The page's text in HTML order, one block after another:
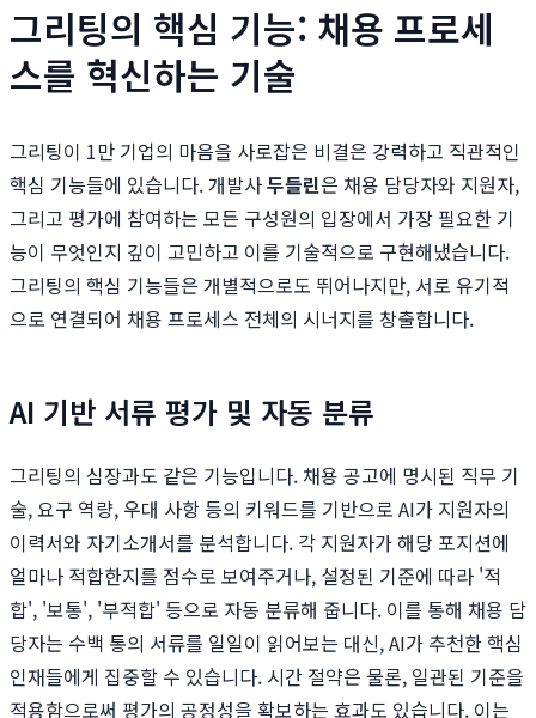
그리팅의 핵심 기능: 채용 프로세
스를 혁신하는 기술
그리팅이 1만 기업의 마음을 사로잡은 비결은 강력하고 직관적인
핵심 기능들에 있습니다. 개발사두들린은 채용 담당자와 지원자,
그리고 평가에 참여하는 모든 구성원의 입장에서 가장 필요한 기
능이 무엇인지 깊이 고민하고 이를 기술적으로 구현해냈습니다.
그리팅의 핵심 기능들은 개별적으로도 뛰어나지만, 서로 유기적
으로 연결되어 채용 프로세스 전체의 시너지를 창출합니다.
AI 기반 서류 평가 및 자동 분류
그리팅의 심장과도 같은 기능입니다. 채용 공고에 명시된 직무 기
술, 요구 역량, 우대 사항 등의 키워드를 기반으로 AI가 지원자의
이력서와 자기소개서를 분석합니다. 각 지원자가 해당 포지션에
얼마나 적합한지를 점수로 보여주거나, 설정된 기준에 따라 '적
합', '보통', '부적합' 등으로 자동 분류해 줍니다. 이를 통해 채용 담
당자는 수백 통의 서류를 일일이 읽어보는 대신, AI가 추천한 핵심
인재들에게 집중할 수 있습니다. 시간 절약은 물론, 일관된 기준을
적용함으로써 평가의 공정성을 확보하는 효과도 있습니다. 이는